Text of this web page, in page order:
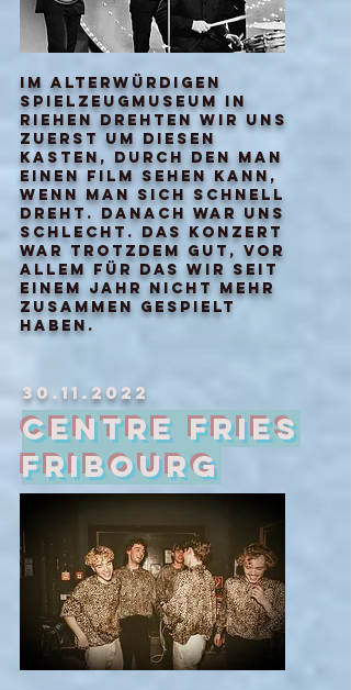
Im alterwürdigen
Spielzeugmuseum in
riehen drehten wir uns
zuerst um diesen
kasten, durch den man
einen film sehen kann,
wenn man sich schnell
dreht. danach war uns
schlecht. das konzert
war trotzdem gut, vor
allem für das wir seit
einem jahr nicht mehr
zusammen gespielt
haben.
30.11.2022
Centre Fries
Fribourg